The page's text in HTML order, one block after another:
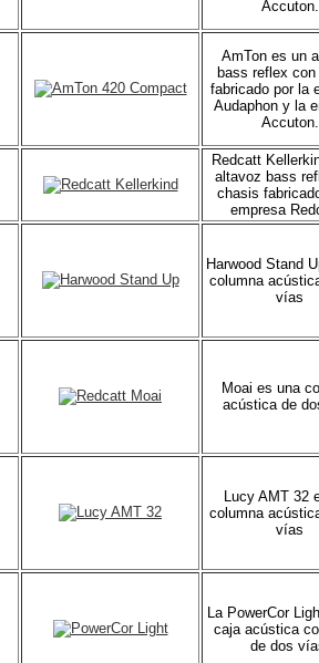
Accuton.
AmTon es un
bass reflex
fabricado por la
Audaphon y la
Accuton.
Redcatt
altavoz bass
chasis
empresa
Harwood Stand
columna
vías
Moai es una
acústica de
Lucy AMT 32
columna
vías
La PowerCor
caja acústica
de dos